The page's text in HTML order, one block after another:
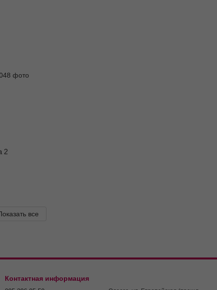
2
все
Контактная информация